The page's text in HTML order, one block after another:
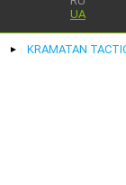
UA
► KRAMATAN